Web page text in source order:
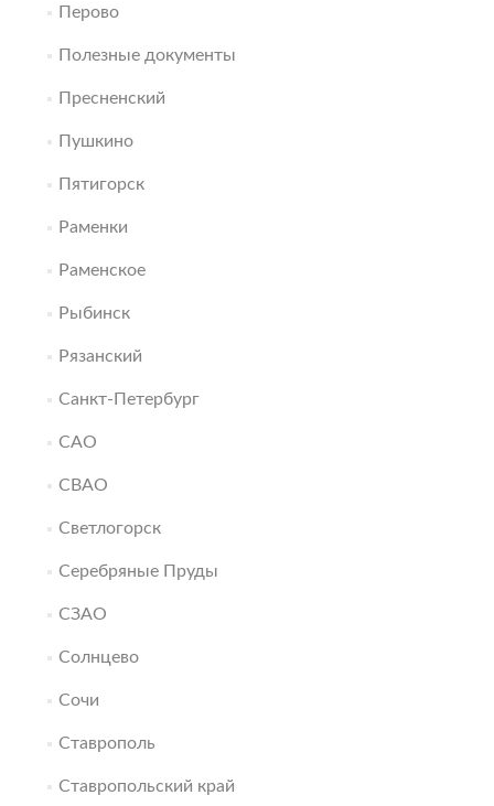
Перово
Полезные документы
Пресненский
Пушкино
Пятигорск
Раменки
Раменское
Рыбинск
Рязанский
Санкт-Петербург
САО
СВАО
Светлогорск
Серебряные Пруды
СЗАО
Солнцево
Сочи
Ставрополь
Ставропольский край